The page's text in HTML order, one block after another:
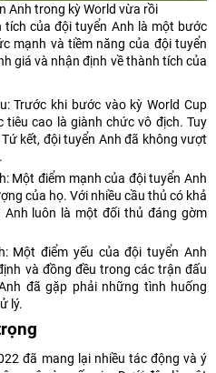
Anh trong kỳ World vừa rồi
của đội tuyển Anh là một bước
mạnh và tiềm năng của đội tuyển
giá và nhận định về thành tích của
Trước khi bước vào kỳ World Cup
cao là giành chức vô địch. Tuy
kết, đội tuyển Anh đã không vượt
Một điểm mạnh của đội tuyển Anh
của họ. Với nhiều cầu thủ có khả
Anh luôn là một đối thủ đáng gờm
Một điểm yếu của đội tuyển Anh
và đồng đều trong các trận đấu
đã gặp phải những tình huống
lý.
đã mang lại nhiều tác động và ý